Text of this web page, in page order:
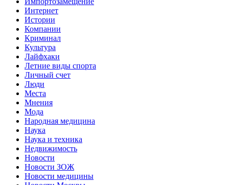
Интернет
Истории
Компании
Криминал
Культура
Лайфхаки
Летние виды спорта
Личный счет
Люди
Места
Мнения
Мода
Народная медицина
Наука
Наука и техника
Недвижимость
Новости
Новости ЗОЖ
Новости медицины